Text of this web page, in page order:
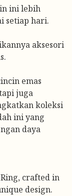
ini lebih
setiap hari.
aksesori
emas
juga
koleksi
ini yang
daya
crafted in
design.